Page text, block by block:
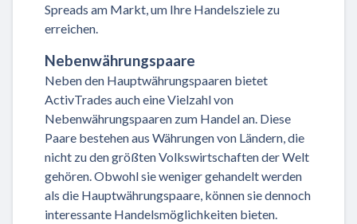
Spreads am Markt, um Ihre Handelsziele zu
erreichen.
Nebenwährungspaare
Neben den Hauptwährungspaaren bietet
ActivTrades auch eine Vielzahl von
Nebenwährungspaaren zum Handel an. Diese
Paare bestehen aus Währungen von Ländern, die
nicht zu den größten Volkswirtschaften der Welt
gehören. Obwohl sie weniger gehandelt werden
als die Hauptwährungspaare, können sie dennoch
interessante Handelsmöglichkeiten bieten.